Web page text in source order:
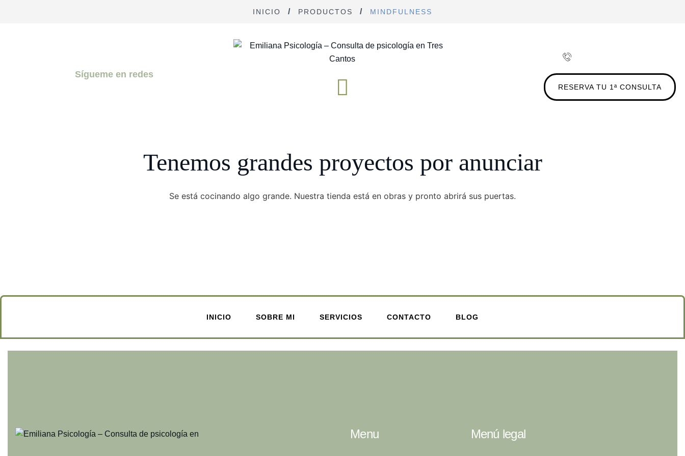
Sígueme en redes
RESERVA TU 1ª CONSULTA
INICIO SOBRE MI SERVICIOS CONTACTO BLOG
INICIO PRODUCTOS MINDFULNESS
Tenemos grandes proyectos por anunciar
Se está cocinando algo grande. Nuestra tienda está en obras y pronto abrirá sus puertas.
Menu Menú legal